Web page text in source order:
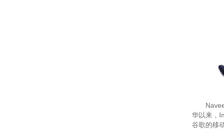
Naveen
华以来，
谷歌的移